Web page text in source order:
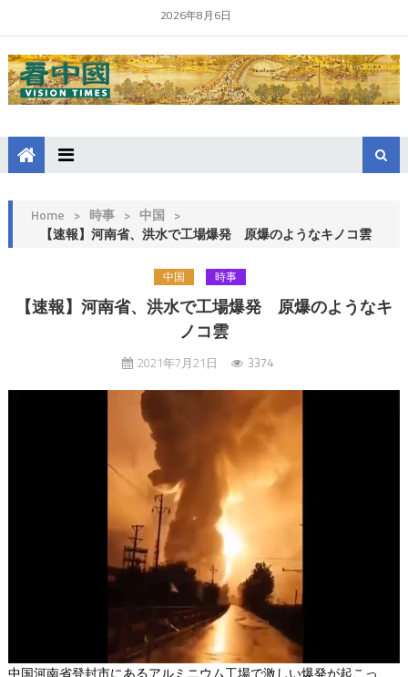
2026年8月6日
Home > 時事 > 中国 >
【速報】河南省、洪水で工場爆発 原爆のようなキノコ雲
中国 時事
【速報】河南省、洪水で工場爆発 原爆のようなキ
ノコ雲
2021年7月21日 3374
中国河南省登封市にあるアルミニウム工場で激しい爆発が起こっ